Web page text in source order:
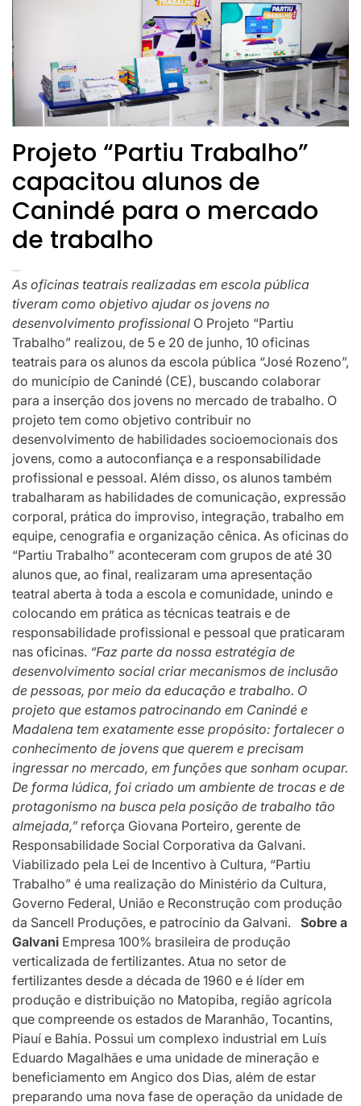
Projeto “Partiu Trabalho”
capacitou alunos de
Canindé para o mercado
de trabalho
As oficinas teatrais realizadas em escola pública
tiveram como objetivo ajudar os jovens no
desenvolvimento profissional O Projeto “Partiu
Trabalho” realizou, de 5 e 20 de junho, 10 oficinas
teatrais para os alunos da escola pública “José Rozeno”,
do município de Canindé (CE), buscando colaborar
para a inserção dos jovens no mercado de trabalho. O
projeto tem como objetivo contribuir no
desenvolvimento de habilidades socioemocionais dos
jovens, como a autoconfiança e a responsabilidade
profissional e pessoal. Além disso, os alunos também
trabalharam as habilidades de comunicação, expressão
corporal, prática do improviso, integração, trabalho em
equipe, cenografia e organização cênica. As oficinas do
“Partiu Trabalho” aconteceram com grupos de até 30
alunos que, ao final, realizaram uma apresentação
teatral aberta à toda a escola e comunidade, unindo e
colocando em prática as técnicas teatrais e de
responsabilidade profissional e pessoal que praticaram
nas oficinas. “Faz parte da nossa estratégia de
desenvolvimento social criar mecanismos de inclusão
de pessoas, por meio da educação e trabalho. O
projeto que estamos patrocinando em Canindé e
Madalena tem exatamente esse propósito: fortalecer o
conhecimento de jovens que querem e precisam
ingressar no mercado, em funções que sonham ocupar.
De forma lúdica, foi criado um ambiente de trocas e de
protagonismo na busca pela posição de trabalho tão
almejada,” reforça Giovana Porteiro, gerente de
Responsabilidade Social Corporativa da Galvani.
Viabilizado pela Lei de Incentivo à Cultura, “Partiu
Trabalho” é uma realização do Ministério da Cultura,
Governo Federal, União e Reconstrução com produção
da Sancell Produções, e patrocínio da Galvani. Sobre a
Galvani Empresa 100% brasileira de produção
verticalizada de fertilizantes. Atua no setor de
fertilizantes desde a década de 1960 e é líder em
produção e distribuição no Matopiba, região agrícola
que compreende os estados de Maranhão, Tocantins,
Piauí e Bahia. Possui um complexo industrial em Luís
Eduardo Magalhães e uma unidade de mineração e
beneficiamento em Angico dos Dias, além de estar
preparando uma nova fase de operação da unidade de